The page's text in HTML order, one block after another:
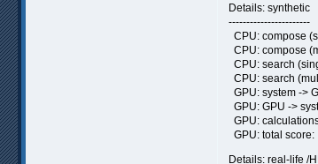
Details: synthetic
-----------------------
CPU: compose
CPU: compose
CPU: search
CPU: search
GPU: system ->
GPU: GPU ->
GPU:
GPU: total
Details: real-life /